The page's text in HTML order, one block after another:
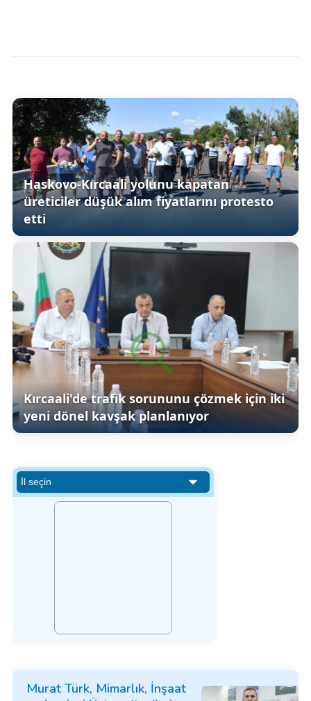
Haskovo-Kırcaali yolunu kapatan
üreticiler düşük alım fiyatlarını protesto
etti
Kırcaali'de trafik sorununu çözmek için iki
yeni dönel kavşak planlanıyor
Murat Türk, Mimarlık, İnşaat